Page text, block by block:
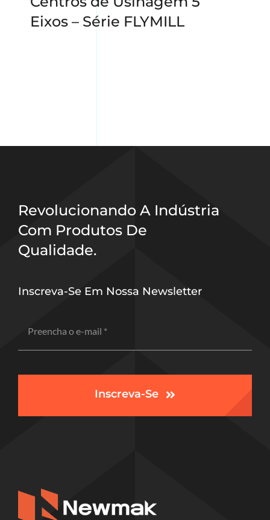
Eixos – Série FLYMILL
Revolucionando A Indústria
Com Produtos De
Qualidade.
Inscreva-Se Em Nossa Newsletter
Inscreva-Se